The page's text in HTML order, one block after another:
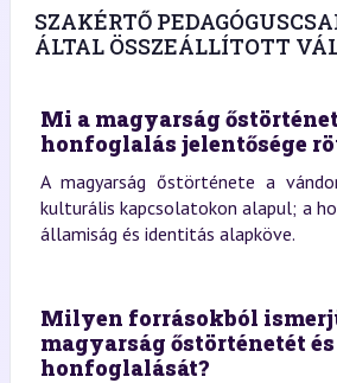
SZAKÉRTŐ
ÁLTAL ÖSSZEÁLLÍTOTT
Mi a magyarság
honfoglalás jelentősége
A magyarság őstörténete a
kulturális kapcsolatokon alapul; a
államiság és identitás alapköve.
Milyen forrásokból
magyarság őstörténetét és
honfoglalását?